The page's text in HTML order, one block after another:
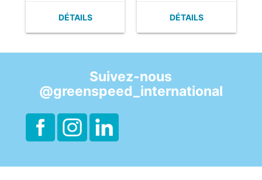
- Nettoyant
puissant.
Cradle to Cradle.
DÉTAILS
- Nettoyant
puissant.
Cradle to Cradle.
DÉTAILS
Suivez-nous
@greenspeed_international